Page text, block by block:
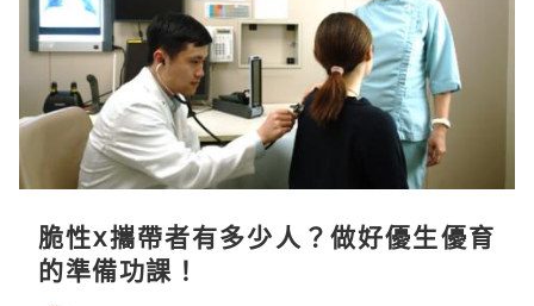
脆性x攜帶者有多少人？做好優生優育
的準備功課！